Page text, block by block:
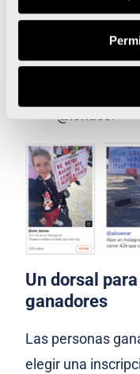
Ciudad del
valoración:
como
elegieron
@lonac3.
Un dorsal
ganadores
Las personas
elegir una